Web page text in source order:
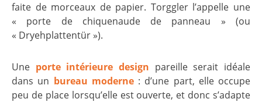
faite de morceaux de papier. Torggler l’appelle une
« porte de chiquenaude de panneau » (ou
« Dryehplattentür »).
Une porte intérieure design pareille serait idéale
dans un bureau moderne: d’une part, elle occupe
peu de place lorsqu’elle est ouverte, et donc s’adapte